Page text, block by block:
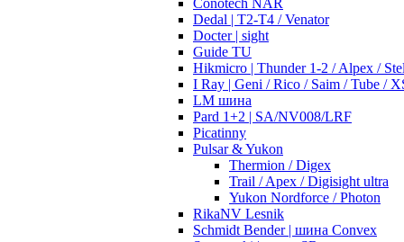
Conotech NAR
Dedal | T2-T4 / Venator
Docter | sight
Guide TU
Hikmicro | Thunder 1-2 / Alpex /
I Ray | Geni / Rico / Saim / Tube /
LM шина
Pard 1+2 | SA/NV008/LRF
Picatinny
Pulsar & Yukon
Thermion / Digex
Trail / Apex / Digisight ultra
Yukon Nordforce / Photon
RikaNV Lesnik
Schmidt Bender | шина Convex